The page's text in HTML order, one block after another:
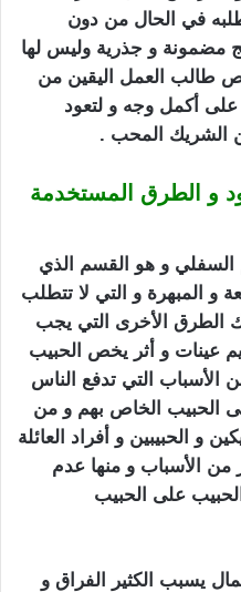
في الحال من دون
مضمونة و جذرية وليس لها
طالب العمل اليقين من
على أكمل وجه و لتعود
الشريك المحب .
و الطرق المستخدمة
و هو القسم الذي
و المبهرة و التي لا تتطلب
الطرق الأخرى التي يجب
عينات و أثر يخص الحبيب
الأسباب التي تدفع الناس
الحبيب الخاص بهم و من
و الحبيبين و أفراد العائلة
من الأسباب و منها عدم
على الحبيب
يسبب الكثير الفراق و